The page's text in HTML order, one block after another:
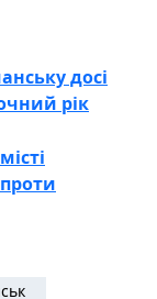
досі
рік